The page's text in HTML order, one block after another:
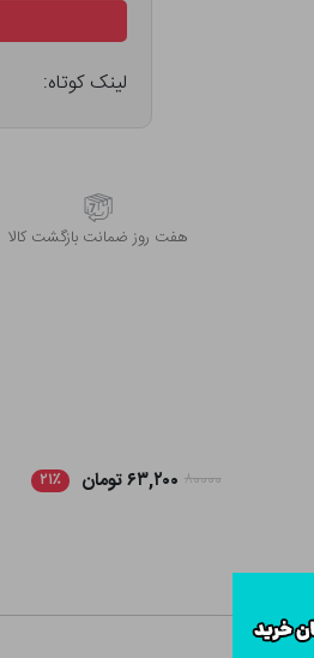
لینک کوتاه:
هفت روز ضمانت بازگشت کالا
۸۰۰۰۰ ۶۳,۲۰۰ تومان ۲۱٪